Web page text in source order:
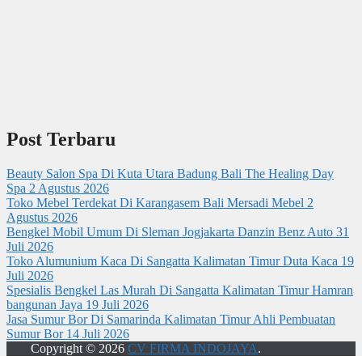
Post Terbaru
Beauty Salon Spa Di Kuta Utara Badung Bali The Healing Day
Spa 2 Agustus 2026
Toko Mebel Terdekat Di Karangasem Bali Mersadi Mebel 2
Agustus 2026
Bengkel Mobil Umum Di Sleman Jogjakarta Danzin Benz Auto 31
Juli 2026
Toko Alumunium Kaca Di Sangatta Kalimatan Timur Duta Kaca 19
Juli 2026
Spesialis Bengkel Las Murah Di Sangatta Kalimatan Timur Hamran
bangunan Jaya 19 Juli 2026
Jasa Sumur Bor Di Samarinda Kalimatan Timur Ahli Pembuatan
Sumur Bor 14 Juli 2026
Copyright © 2026 CV FIRMA INDOJAYA.